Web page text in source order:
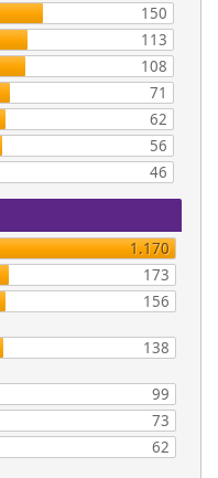
150
113
108
71
62
56
46
1.170
173
156
138
99
73
62